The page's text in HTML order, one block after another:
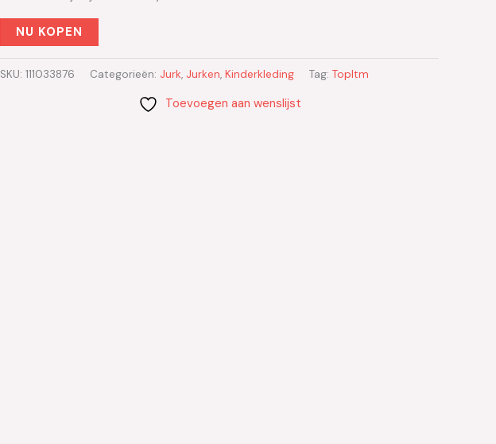
NU KOPEN
SKU: 111033876 Categorieën: Jurk, Jurken, Kinderkleding Tag: TopItm
Toevoegen aan wenslijst